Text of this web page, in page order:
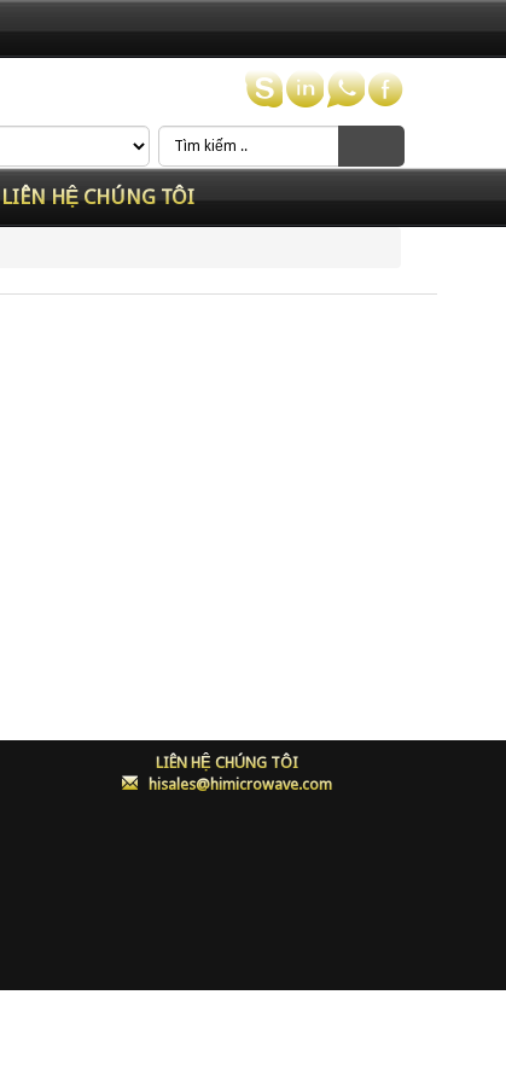
LIÊN HỆ CHÚNG TÔI
LIÊN HỆ CHÚNG TÔI
:hisales@himicrowave.com